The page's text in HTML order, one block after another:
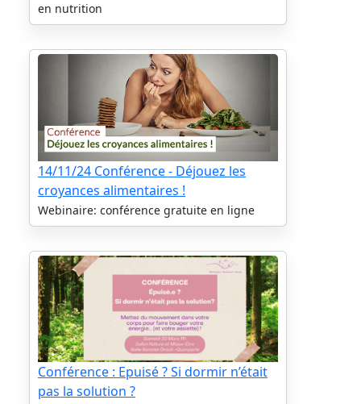
en nutrition
14/11/24 Conférence - Déjouez les
croyances alimentaires !
Webinaire: conférence gratuite en ligne
Conférence : Epuisé ? Si dormir n’était
pas la solution ?